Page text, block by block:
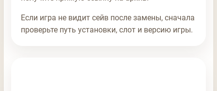
Если игра не видит сейв после замены, сначала
проверьте путь установки, слот и версию игры.